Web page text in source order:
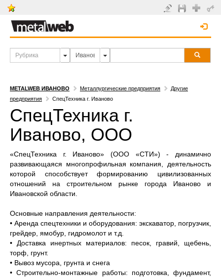
METALWEB ИВАНОВО Металлургические предприятия
Другие
предприятия
СпецТехника г. Иваново
СпецТехника г.
Иваново, ООО
«СпецТехника г. Иваново» (ООО «СТИ») - динамично
развивающаяся многопрофильная компания, деятельность
которой способствует формированию цивилизованных
отношений на строительном рынке города Иваново и
Ивановской области.
Основные направления деятельности:
• Аренда спецтехники и оборудования: экскаватор, погрузчик,
грейдер, ямобур, гидромолот и т.д.
• Доставка инертных материалов: песок, гравий, щебень,
торф, грунт.
• Вывоз мусора, грунта и снега
• Строительно-монтажные работы: подготовка, фундамент,